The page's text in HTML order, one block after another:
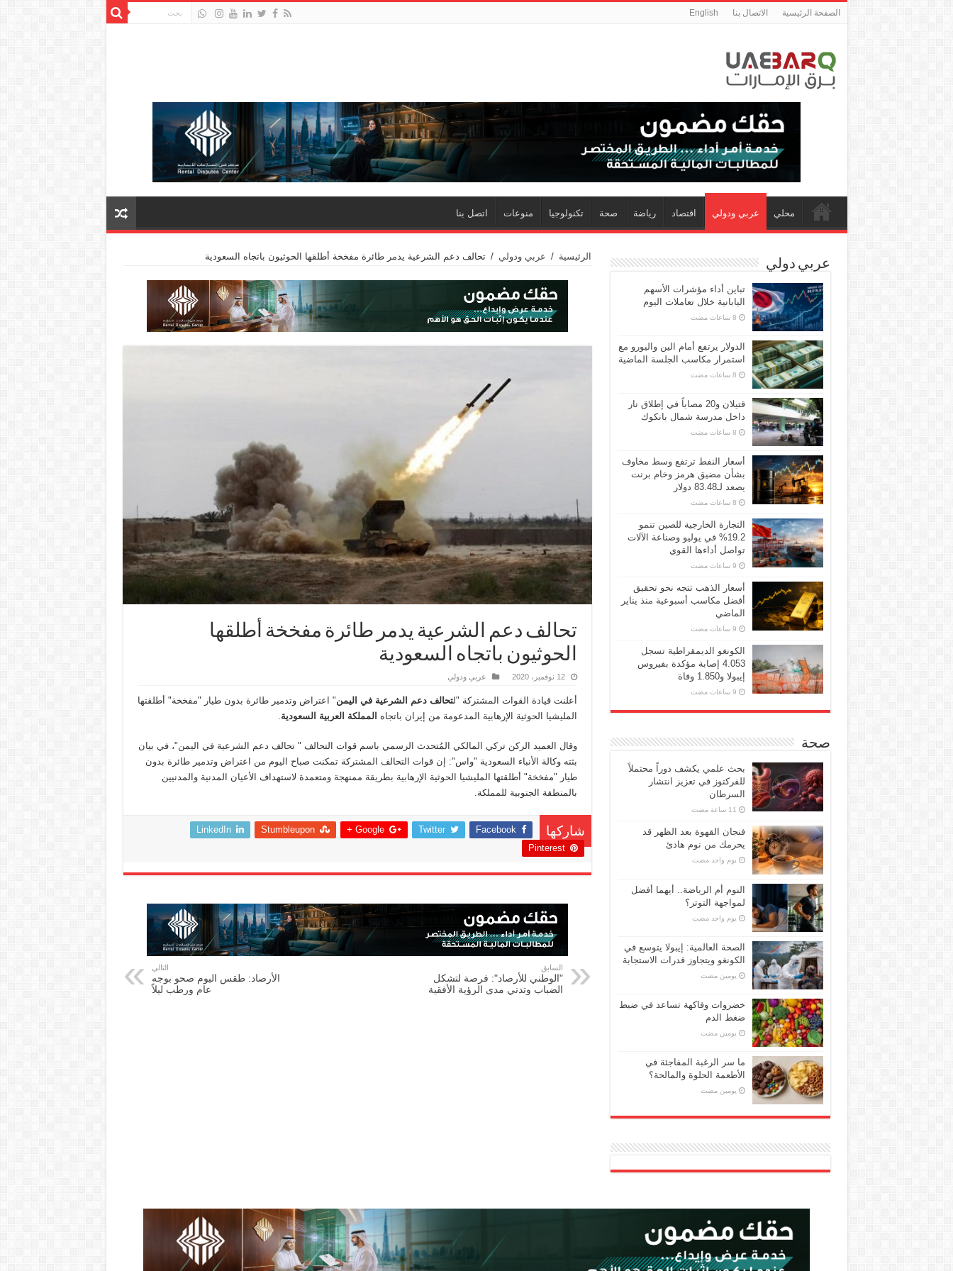
الصفحة الرئيسية الاتصال بنا English
محلي عربي ودولي اقتصاد رياضة صحة تكنولوجيا منوعات اتصل بنا
الرئيسية / عربي ودولي / تحالف دعم الشرعية يدمر طائرة مفخخة أطلقها الحوثيون باتجاه السعودية
تحالف دعم الشرعية يدمر طائرة مفخخة أطلقها
الحوثيون باتجاه السعودية
12 نوفمبر، 2020 عربي ودولي
أعلنت قيادة القوات المشتركة "لتحالف دعم الشرعية في اليمن" اعتراض وتدمير طائرة بدون طيار "مفخخة" أطلقتها
المليشيا الحوثية الإرهابية المدعومة من إيران باتجاه المملكة العربية السعودية.
وقال العميد الركن تركي المالكي المُتحدث الرسمي باسم قوات التحالف " تحالف دعم الشرعية في اليمن"، في بيان
بثته وكالة الأنباء السعودية "واس": إن قوات التحالف المشتركة تمكنت صباح اليوم من اعتراض وتدمير طائرة بدون
طيار "مفخخة" أطلقتها المليشيا الحوثية الإرهابية بطريقة ممنهجة ومتعمدة لاستهداف الأعيان المدنية والمدنيين
بالمنطقة الجنوبية للمملكة.
شاركها Facebook
Twitter
Google +
Stumbleupon
LinkedIn
Pinterest
السابق
"الوطني للأرصاد": فرصة لتشكل
الضباب وتدني مدى الرؤية الأفقية
التالي
الأرصاد: طقس اليوم صحو بوجه
عام ورطب ليلاً
عربي دولي
تباين أداء مؤشرات الأسهم
اليابانية خلال تعاملات اليوم
الدولار يرتفع أمام الين واليورو مع
استمرار مكاسب الجلسة الماضية
قتيلان و20 مصاباً في إطلاق نار
داخل مدرسة شمال بانكوك
أسعار النفط ترتفع وسط مخاوف
بشأن مضيق هرمز وخام برنت
يصعد لـ83.48 دولار
التجارة الخارجية للصين تنمو
19.2% في يوليو وصناعة الآلات
تواصل أداءها القوي
أسعار الذهب تتجه نحو تحقيق
أفضل مكاسب أسبوعية منذ يناير
الماضي
الكونغو الديمقراطية تسجل
4.053 إصابة مؤكدة بفيروس
إيبولا و1.850 وفاة
صحة
بحث علمي يكشف دوراً محتملاً
للفركتوز في تعزيز انتشار
السرطان
فنجان القهوة بعد الظهر قد
يحرمك من نوم هادئ
‏يوم واحد مضت
النوم أم الرياضة.. أيهما أفضل
لمواجهة التوتر؟
‏يوم واحد مضت
الصحة العالمية: إيبولا يتوسع في
الكونغو ويتجاوز قدرات الاستجابة
‏يومين مضت
خضروات وفاكهة تساعد في ضبط
ضغط الدم
‏يومين مضت
ما سر الرغبة المفاجئة في
الأطعمة الحلوة والمالحة؟
‏يومين مضت